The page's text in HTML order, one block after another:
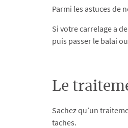
Parmi les astuces de
Si votre carrelage a
puis passer le balai
Le
Sachez qu’un
taches.